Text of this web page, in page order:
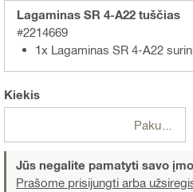
Lagaminas SR 4-A22 tuščias
#2214669
1x Lagaminas SR 4-A22
Kiekis
Pakuotės
Jūs negalite pamatyti savo
Prašome prisijungti arba